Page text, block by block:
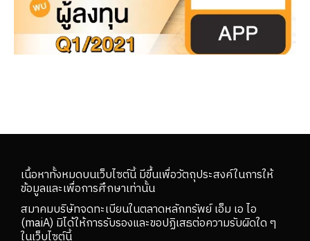
เนื้อหาทั้งหมดบนเว็บไซต์นี้ มีขึ้นเพื่อวัตถุประสงค์ในการให้
ข้อมูลและเพื่อการศึกษาเท่านั้น
สมาคมบริษัทจดทะเบียนในตลาดหลักทรัพย์ เอ็ม เอ ไอ
(maiA) มิได้ให้การรับรองและขอปฏิเสธต่อความรับผิดใด ๆ
ในเว็บไซต์นี้